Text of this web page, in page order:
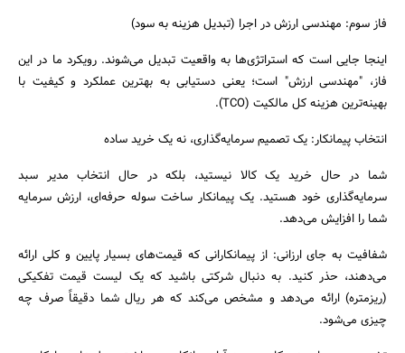
فاز سوم: مهندسی ارزش در اجرا (تبدیل هزینه به سود)
اینجا جایی است که استراتژی‌ها به واقعیت تبدیل می‌شوند. رویکرد ما در این
فاز، "مهندسی ارزش" است؛ یعنی دستیابی به بهترین عملکرد و کیفیت با
بهینه‌ترین هزینه کل مالکیت (TCO).
انتخاب پیمانکار: یک تصمیم سرمایه‌گذاری، نه یک خرید ساده
شما در حال خرید یک کالا نیستید، بلکه در حال انتخاب مدیر سبد
سرمایه‌گذاری خود هستید. یک پیمانکار ساخت سوله حرفه‌ای، ارزش سرمایه
شما را افزایش می‌دهد.
شفافیت به جای ارزانی: از پیمانکارانی که قیمت‌های بسیار پایین و کلی ارائه
می‌دهند، حذر کنید. به دنبال شرکتی باشید که یک لیست قیمت تفکیکی
(ریزمتره) ارائه می‌دهد و مشخص می‌کند که هر ریال شما دقیقاً صرف چه
چیزی می‌شود.